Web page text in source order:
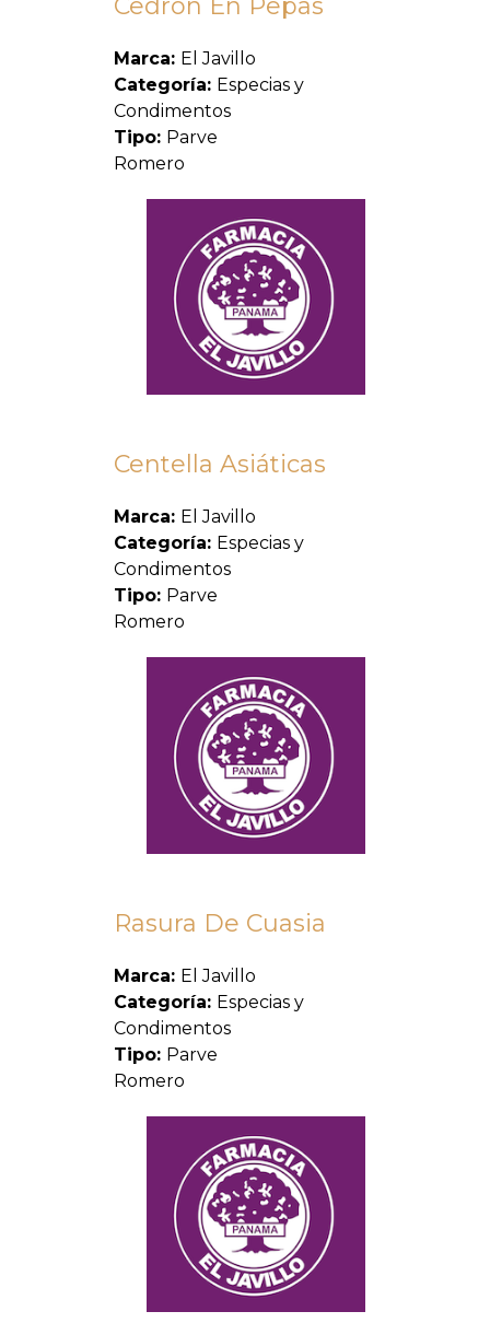
Cedron En Pepas
Marca: El Javillo
Categoría: Especias y
Condimentos
Tipo: Parve
Romero
Centella Asiáticas
Marca: El Javillo
Categoría: Especias y
Condimentos
Tipo: Parve
Romero
Rasura De Cuasia
Marca: El Javillo
Categoría: Especias y
Condimentos
Tipo: Parve
Romero